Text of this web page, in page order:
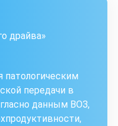
драйва»
патологическим
передачи в
данным ВОЗ,